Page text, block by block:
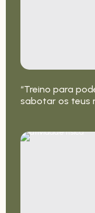
“Treino para
sabotar os teus